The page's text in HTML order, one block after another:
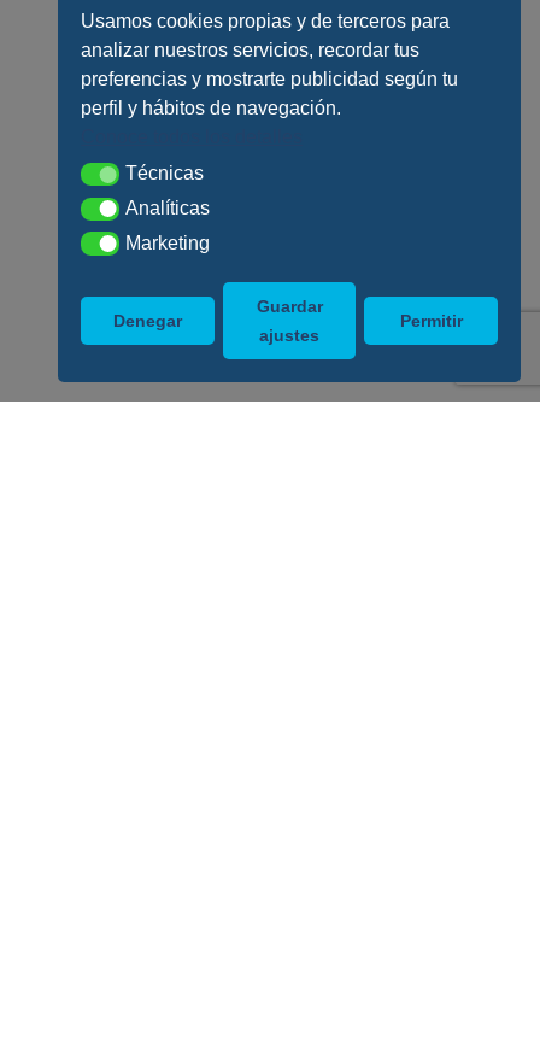
Usamos cookies propias y de terceros para
analizar nuestros servicios, recordar tus
preferencias y mostrarte publicidad según tu
perfil y hábitos de navegación.
TécnicasTécnicas
AnalíticasAnalíticas
MarketingMarketing
Denegar
Guardar
ajustes
Permitir